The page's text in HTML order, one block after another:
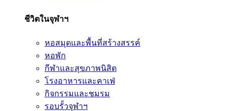
ชีวิตในจุฬาฯ
หอสมุดและพื้นที่สร้างสรรค์
หอพัก
กีฬาและสุขภาพนิสิต
โรงอาหารและคาเฟ่
กิจกรรมและชมรม
รอบรั้วจุฬาฯ